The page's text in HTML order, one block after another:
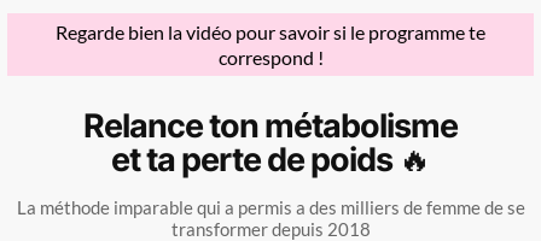
Regarde bien la vidéo pour savoir si le programme te
correspond !
Relance ton métabolisme
et ta perte de poids 🔥
La méthode imparablequi a permis a des milliers de femme de se
transformer depuis 2018